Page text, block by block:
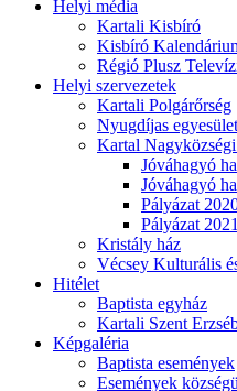
Helyi média
Kartali Kisbíró
Kisbíró
Régió Plusz
Helyi szervezetek
Kartali Polgárőrség
Nyugdíjas egyesület
Kartal
Jóváhagyó
Jóváhagyó
Pályázat
Pályázat
Kristály ház
Vécsey Kulturális
Hitélet
Baptista egyház
Kartali Szent
Képgaléria
Baptista események
Események